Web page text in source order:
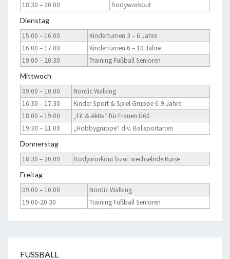
18.30 – 20.00
Bodyworkout
Dienstag
15.00 – 16.00
Kinderturnen 3 – 6 Jahre
16.00 – 17.00
Kinderturnen 6 – 10 Jahre
19.00 – 20.30
Training Fußball Senioren
Mittwoch
09.00 – 10.00
Nordic Walking
16.30 – 17.30
Kinder Sport & Spiel Gruppe 6-9 Jahre
18.00 – 19.00
„Fit & Aktiv“ für Frauen Ü60
19.30 – 21.00
„Hobbygruppe“ div. Ballsportarten
Donnerstag
18.30 – 20.00
Bodyworkout bzw. wechselnde Kurse
Freitag
09.00 – 10.00
Nordic Walking
19:00-20:30
Training Fußball Senioren
FUSSBALL